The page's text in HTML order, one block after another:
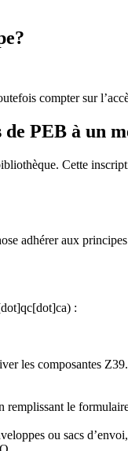
compter sur
PEB à un
Cette
adhérer aux
:
les composantes
remplissant le
ou sacs